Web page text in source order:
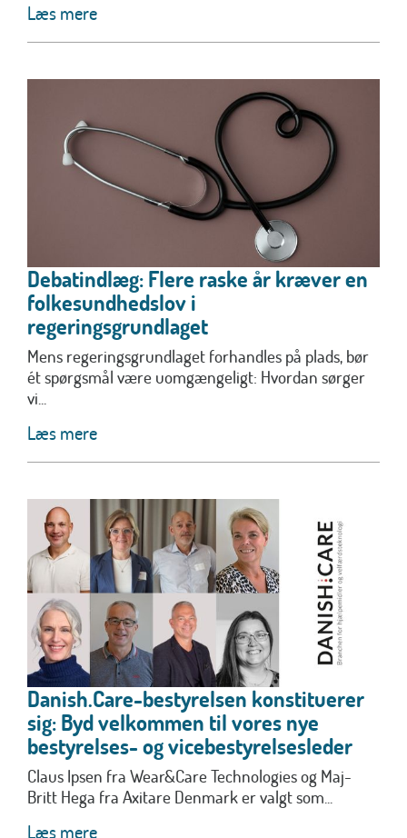
Læs mere
Debatindlæg: Flere raske år kræver en
folkesundhedslov i
regeringsgrundlaget
Mens regeringsgrundlaget forhandles på plads, bør
ét spørgsmål være uomgængeligt: Hvordan sørger
vi...
Læs mere
Danish.Care-bestyrelsen konstituerer
sig: Byd velkommen til vores nye
bestyrelses- og vicebestyrelsesleder
Claus Ipsen fra Wear&Care Technologies og Maj-
Britt Hega fra Axitare Denmark er valgt som...
Læs mere